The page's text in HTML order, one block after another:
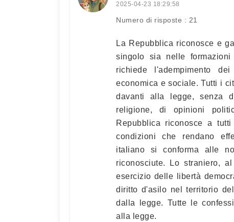
2025-04-23 18:29:58
Numero di risposte : 21
La Repubblica riconosce e
singolo sia nelle
richiede l'adempimento
economica e sociale. Tutti i
davanti alla legge, senza
religione, di opinioni
Repubblica riconosce a
condizioni che rendano
italiano si conforma alle
riconosciute. Lo straniero,
esercizio delle libertà
diritto d'asilo nel territorio
dalla legge. Tutte le
alla legge.